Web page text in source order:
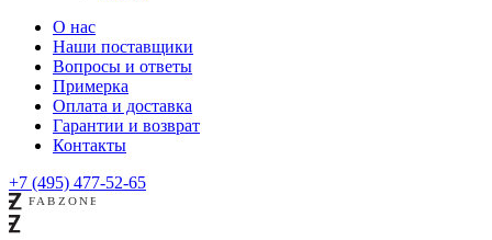
О нас
Наши поставщики
Вопросы и ответы
Примерка
Оплата и доставка
Гарантии и возврат
Контакты
+7 (495) 477-52-65